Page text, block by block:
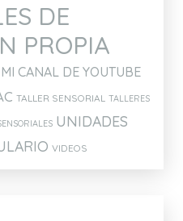
DE
PROPIA
MI CANAL DE YOUTUBE
TALLER SENSORIAL TALLERES
UNIDADES
VIDEOS